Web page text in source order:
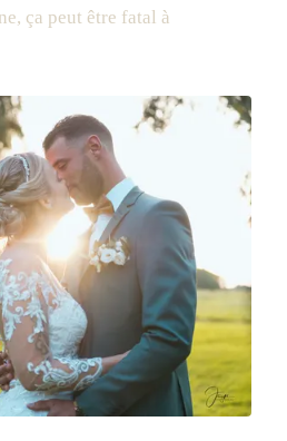
ça peut être fatal à